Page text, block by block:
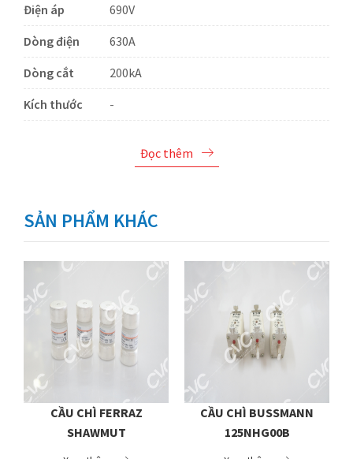
Điện áp
690V
Dòng điện
630A
Dòng cắt
200kA
Kích thước
-
Đọc thêm
SẢN PHẨM KHÁC
CẦU CHÌ FERRAZ
SHAWMUT
FR27UQ69V125T
CẦU CHÌ BUSSMANN
125NHG00B